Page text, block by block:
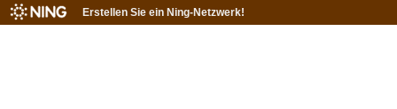
Erstellen Sie ein Ning-Netzwerk!